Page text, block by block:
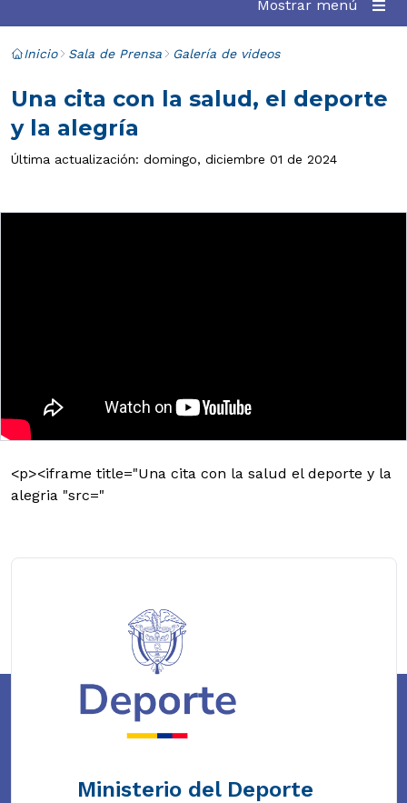
Mostrar menú
Inicio Sala de Prensa Galería de videos
Una cita con la salud, el deporte
y la alegría
Última actualización: domingo, diciembre 01 de 2024
<p><iframe title="Una cita con la salud el deporte y la
alegria "src="
Ministerio del Deporte